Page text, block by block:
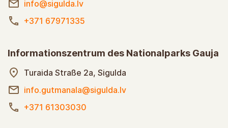
info@sigulda.lv
+371 67971335
Informationszentrum des Nationalparks Gauja
Turaida Straße 2a, Sigulda
info.gutmanala@sigulda.lv
+371 61303030